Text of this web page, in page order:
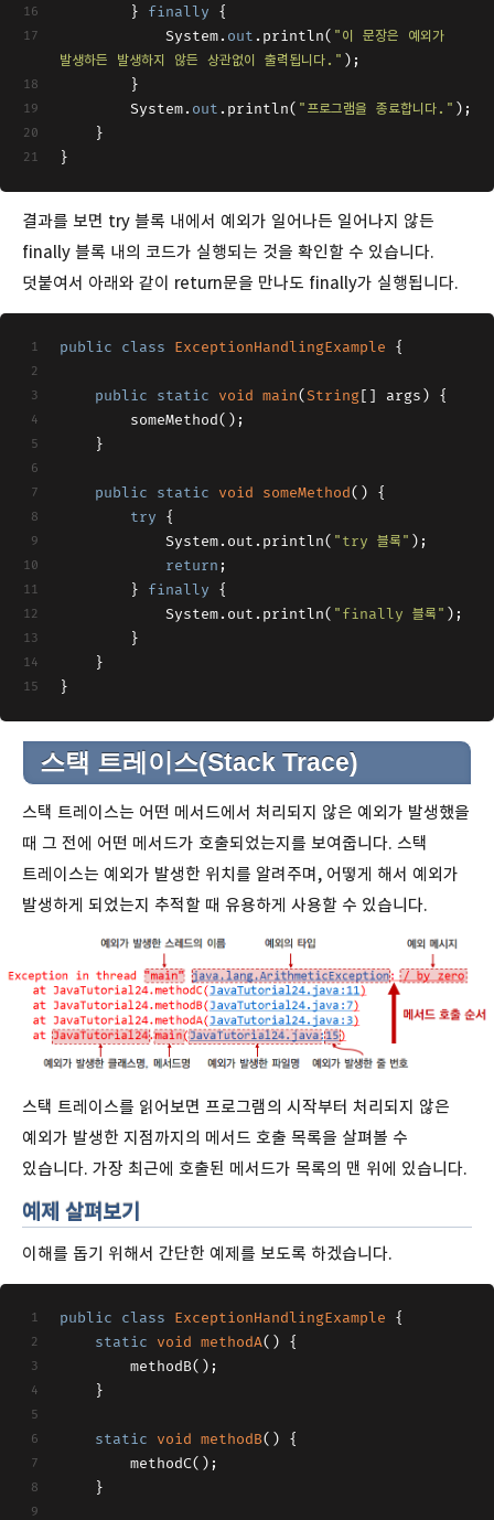
        }
finally {
        	System.
out .println( "이 문장은 예외가
발생하든 발생하지 않든 상관없이 출력됩니다." );
        }
        System.
out .println( "프로그램을 종료합니다." );
    }
}
결과를 보면 try 블록 내에서 예외가 일어나든 일어나지 않든
finally 블록 내의 코드가 실행되는 것을 확인할 수 있습니다.
덧붙여서 아래와 같이 return문을 만나도 finally가 실행됩니다.
public class ExceptionHandlingExample {
public static void main(String[] args) {
        someMethod();
    }
public static void someMethod( ) {
try {
            System.out.println(
"try 블록" );
return ;
        }
finally {
            System.out.println(
"finally 블록" );
        }
    }
}
스택 트레이스(Stack Trace)
스택 트레이스는 어떤 메서드에서 처리되지 않은 예외가 발생했을
때 그 전에 어떤 메서드가 호출되었는지를 보여줍니다. 스택
트레이스는 예외가 발생한 위치를 알려주며, 어떻게 해서 예외가
발생하게 되었는지 추적할 때 유용하게 사용할 수 있습니다.
스택 트레이스를 읽어보면 프로그램의 시작부터 처리되지 않은
예외가 발생한 지점까지의 메서드 호출 목록을 살펴볼 수
있습니다. 가장 최근에 호출된 메서드가 목록의 맨 위에 있습니다.
예제 살펴보기
이해를 돕기 위해서 간단한 예제를 보도록 하겠습니다.
public class ExceptionHandlingExample
{
static
void methodA( ) {
        methodB();
    }
static void methodB( ) {
        methodC();
    }